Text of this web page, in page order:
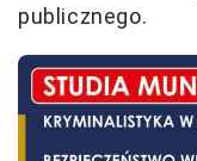
publicznego.